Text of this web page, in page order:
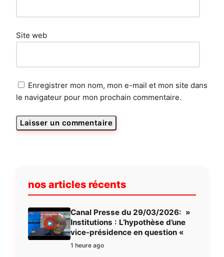
Site web
Enregistrer mon nom, mon e-mail et mon site dans
le navigateur pour mon prochain commentaire.
nos articles récents
Canal Presse du 29/03/2026: »
Institutions : L’hypothèse d’une
vice-présidence en question «
1 heure ago